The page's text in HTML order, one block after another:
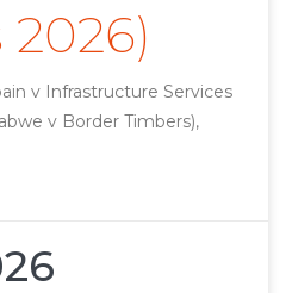
v Infrastructure Services
v Border Timbers),